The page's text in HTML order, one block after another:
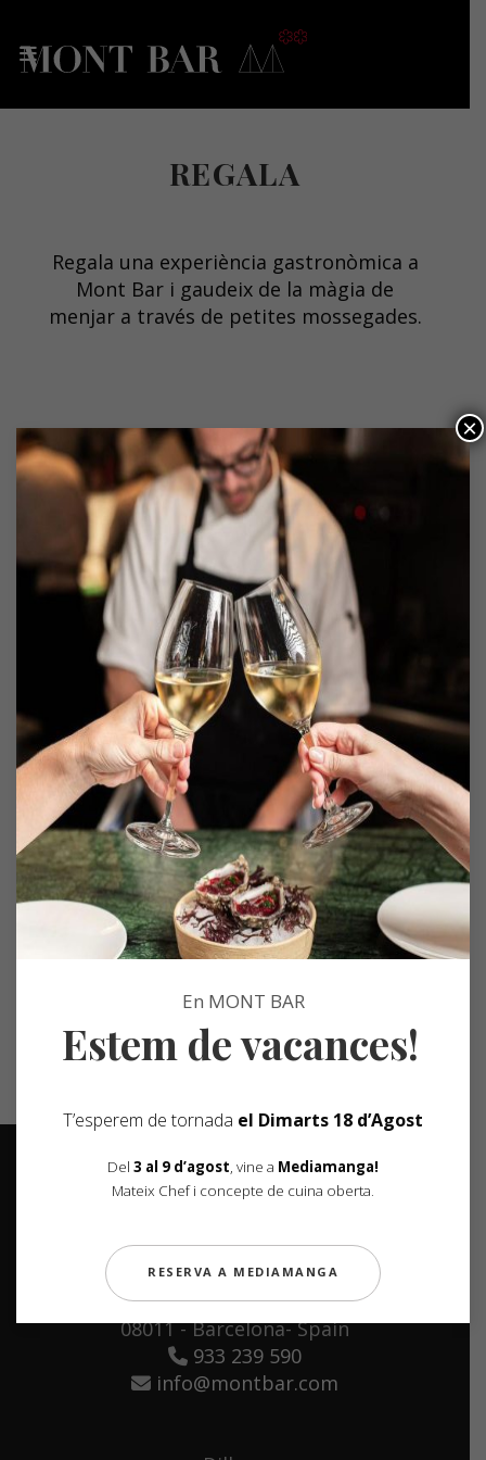
REGALA
Regala una experiència gastronòmica a
Mont Bar i gaudeix de la màgia de
menjar a través de petites mossegades.
Carrer de la Diputació, 220
08011 - Barcelona- Spain
933 239 590
info@montbar.com
En MONT BAR
Estem de vacances!
T’esperem de tornada el Dimarts 18 d’Agost
Del 3 al 9 d’agost, vine a Mediamanga!
Mateix Chef i concepte de cuina oberta.
RESERVA A MEDIAMANGA
×